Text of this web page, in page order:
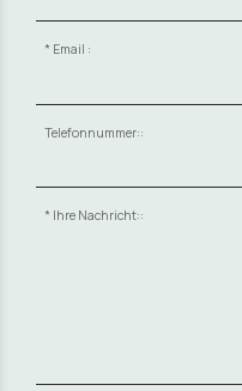
Email :
Telefonnummer::
Ihre Nachricht::